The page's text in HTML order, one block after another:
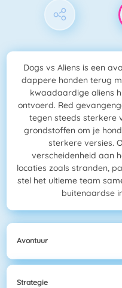
Dogs vs Aliens is een
dappere honden terug
kwaadaardige aliens
ontvoerd. Red
tegen steeds sterkere
grondstoffen om je
sterkere versies.
verscheidenheid aan
locaties zoals stranden,
stel het ultieme team
buitenaardse
Avontuur
Strategie